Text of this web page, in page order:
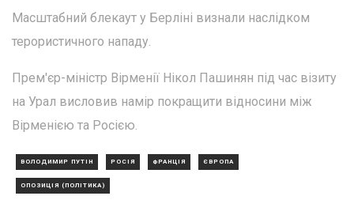
Масштабний блекаут у Берліні визнали наслідком
терористичного нападу.
Прем'єр-міністр Вірменії Нікол Пашинян під час візиту
на Урал висловив намір покращити відносини між
Вірменією та Росією.
ВОЛОДИМИР ПУТІН РОСІЯ ФРАНЦІЯ ЄВРОПА
ОПОЗИЦІЯ (ПОЛІТИКА)